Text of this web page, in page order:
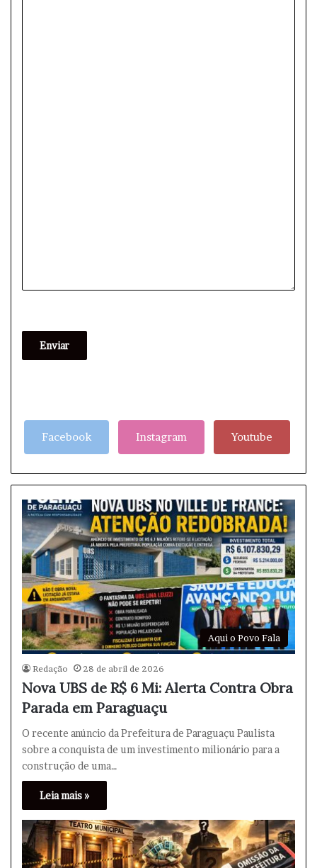
Enviar
Facebook Instagram Youtube
Aqui o Povo Fala
Redação 28 de abril de 2026
Nova UBS de R$ 6 Mi: Alerta Contra Obra
Parada em Paraguaçu
O recente anúncio da Prefeitura de Paraguaçu Paulista
sobre a conquista de um investimento milionário para a
construção de uma…
Leia mais »